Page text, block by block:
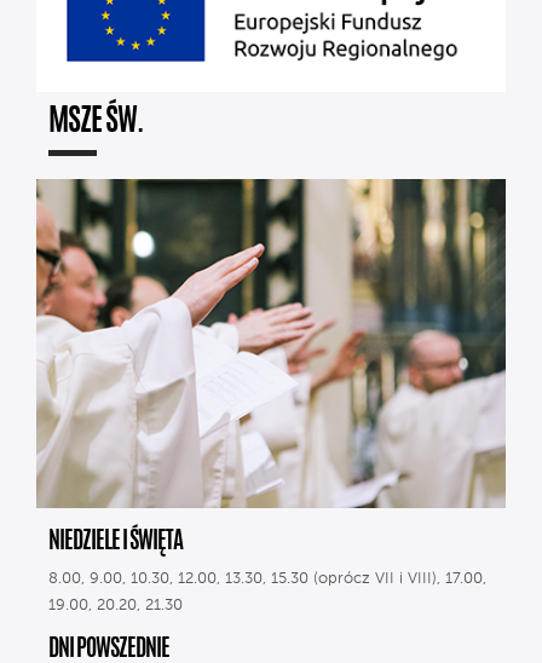
MSZE ŚW.
NIEDZIELE I ŚWIĘTA
8.00, 9.00, 10.30, 12.00, 13.30, 15.30 (oprócz VII i VIII), 17.00,
19.00, 20.20, 21.30
DNI POWSZEDNIE